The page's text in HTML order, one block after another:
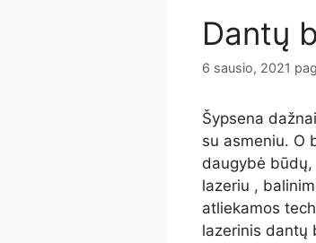
Dantų
6 sausio, 2021
Šypsena
su asmeniu. O
daugybė
lazeriu ,
atliekamos
lazerinis dantų